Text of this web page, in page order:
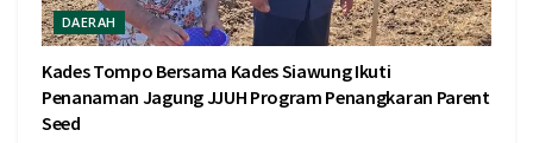
DAERAH
Kades Tompo Bersama Kades Siawung Ikuti
Penanaman Jagung JJUH Program Penangkaran Parent
Seed